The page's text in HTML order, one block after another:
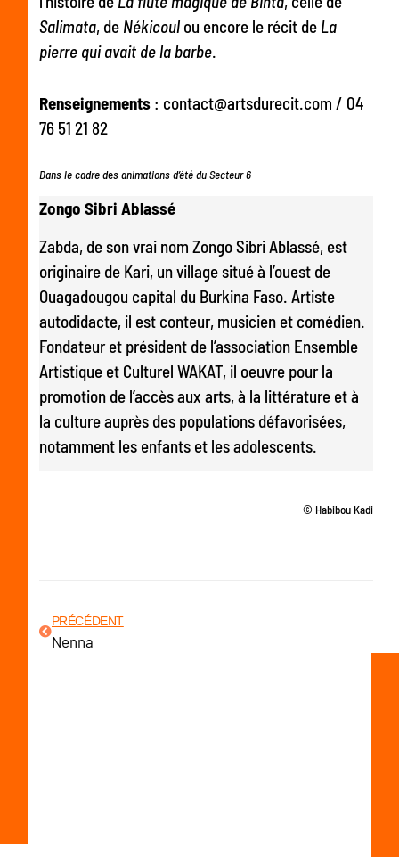
Salimata, de Nékicoulou encore le récit de La
pierre qui avait de la barbe.
Renseignements: contact@artsdurecit.com / 04
76 51 21 82
Dans le cadre des animations d’été du Secteur 6
Zongo Sibri Ablassé
Zabda, de son vrai nom Zongo Sibri Ablassé, est
originaire de Kari, un village situé à l’ouest de
Ouagadougou capital du Burkina Faso. Artiste
autodidacte, il est conteur, musicien et comédien.
Fondateur et président de l’association Ensemble
Artistique et Culturel WAKAT, il oeuvre pour la
promotion de l’accès aux arts, à la littérature et à
la culture auprès des populations défavorisées,
notamment les enfants et les adolescents.
© Habibou Kadi
PRÉCÉDENT
Nenna